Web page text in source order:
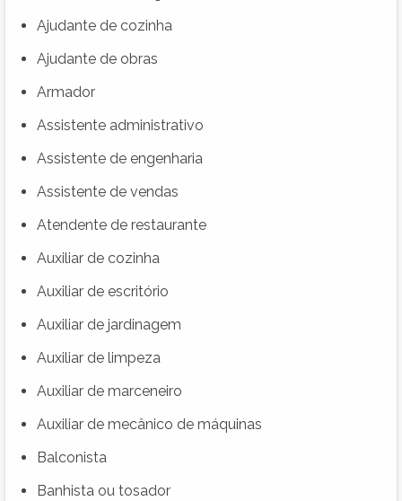
Ajudante de cozinha
Ajudante de obras
Armador
Assistente administrativo
Assistente de engenharia
Assistente de vendas
Atendente de restaurante
Auxiliar de cozinha
Auxiliar de escritório
Auxiliar de jardinagem
Auxiliar de limpeza
Auxiliar de marceneiro
Auxiliar de mecânico de máquinas
Balconista
Banhista ou tosador